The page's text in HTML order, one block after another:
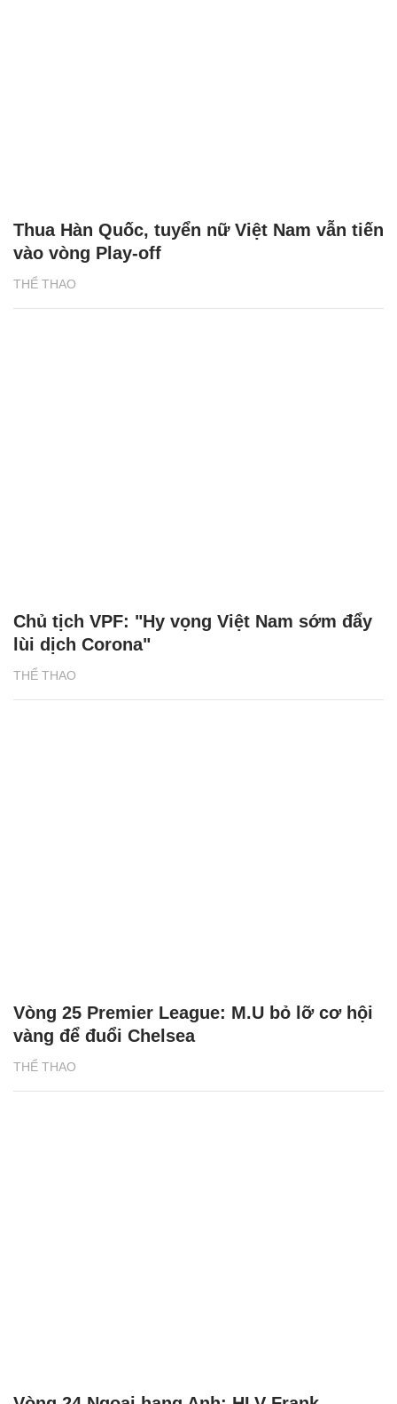
THỂ THAO
Thua Hàn Quốc, tuyển nữ Việt Nam vẫn tiến
vào vòng Play-off
THỂ THAO
Chủ tịch VPF: "Hy vọng Việt Nam sớm đẩy
lùi dịch Corona"
THỂ THAO
Vòng 25 Premier League: M.U bỏ lỡ cơ hội
vàng để đuổi Chelsea